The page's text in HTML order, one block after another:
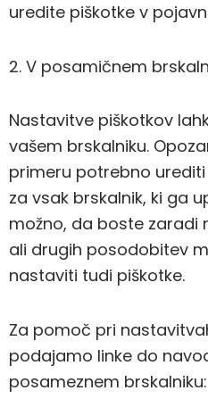
uredite piškotke v
2. V posamičnem
Nastavitve piškotkov
vašem brskalniku.
primeru potrebno
za vsak brskalnik, ki ga
možno, da boste zaradi
ali drugih posodobitev
nastaviti tudi piškotke.
Za pomoč pri
podajamo linke do
posameznem brskalniku: